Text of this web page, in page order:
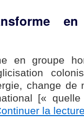
en groupe
change
[«
la